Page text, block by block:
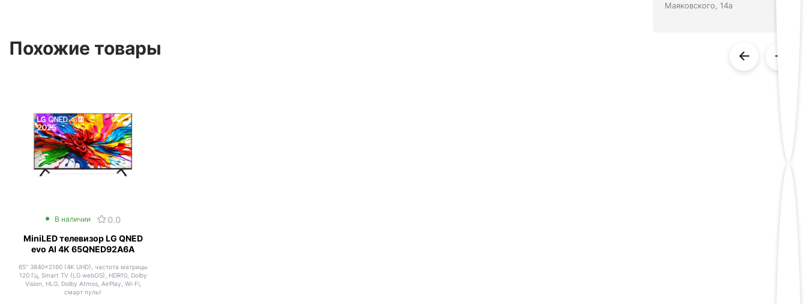
Маяковского, 14а
Похожие товары
В наличии
0.0
MiniLED телевизор LG QNED
evo AI 4K 65QNED92A6A
65" 3840x2160 (4K UHD), частота матрицы
120 Гц, Smart TV (LG webOS), HDR10, Dolby
Vision, HLG, Dolby Atmos, AirPlay, Wi-Fi,
смарт пульт